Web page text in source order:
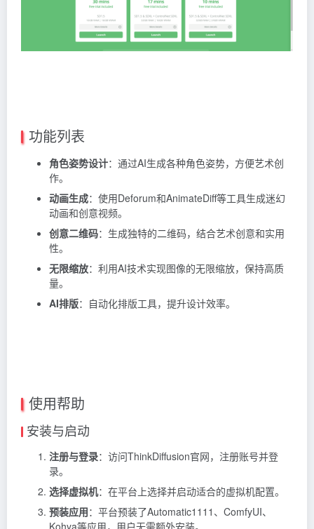
功能列表
角色姿势设计：通过AI生成各种角色姿势，方便艺术创
作。
动画生成：使用Deforum和AnimateDiff等工具生成迷幻
动画和创意视频。
创意二维码：生成独特的二维码，结合艺术创意和实用
性。
无限缩放：利用AI技术实现图像的无限缩放，保持高质
量。
AI排版：自动化排版工具，提升设计效率。
使用帮助
安装与启动
注册与登录：访问ThinkDiffusion官网，注册账号并登
录。
选择虚拟机：在平台上选择并启动适合的虚拟机配置。
预装应用：平台预装了Automatic1111、ComfyUI、
Kohya等应用，用户无需额外安装。